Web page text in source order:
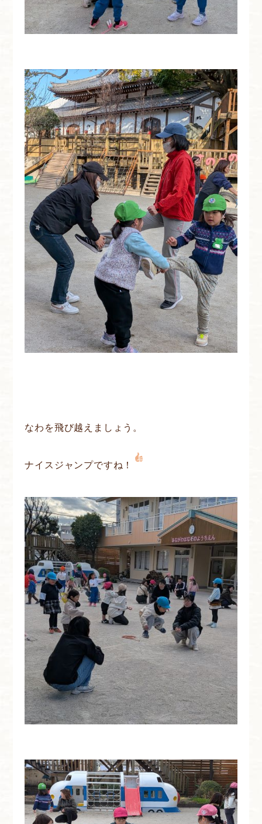
なわを飛び越えましょう。
ナイスジャンプですね！